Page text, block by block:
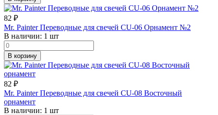
82 ₽
Mr. Painter Переводные для свечей CU-06 Орнамент №2
В наличии: 1 шт
В корзину
82 ₽
Mr. Painter Переводные для свечей CU-08 Восточный
орнамент
В наличии: 1 шт